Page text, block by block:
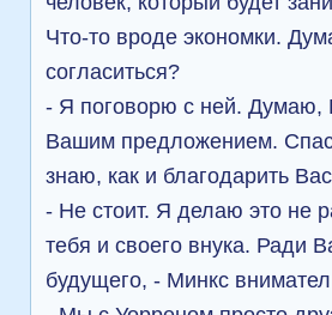
Что-то вроде экономки.
согласиться?
- Я поговорю с ней. Думаю,
Вашим предложением.
знаю, как и благодарить
- Не стоит. Я делаю это не
тебя и своего внука. Ради
будущего, - Минкс